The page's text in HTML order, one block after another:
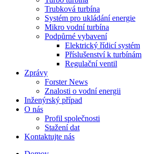
Trubková turbína
Systém pro ukládání energie
Mikro vodní turbína
Podpůrné vybavení
Elektrický řídicí systém
Příslušenství k turbínám
Regulační ventil
Zprávy
Forster News
Znalosti o vodní energii
Inženýrský případ
O nás
Profil společnosti
Stažení dat
Kontaktujte nás